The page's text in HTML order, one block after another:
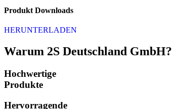
Produkt Downloads
HERUNTERLADEN
Warum 2S Deutschland GmbH?
Hochwertige
Produkte
Hervorragende